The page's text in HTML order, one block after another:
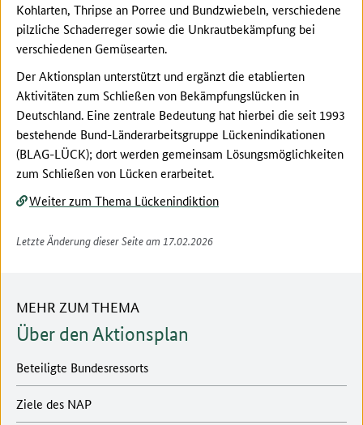
Kohlarten, Thripse an Porree und Bundzwiebeln, verschiedene
pilzliche Schaderreger sowie die Unkrautbekämpfung bei
verschiedenen Gemüsearten.
Der Aktionsplan unterstützt und ergänzt die etablierten
Aktivitäten zum Schließen von Bekämpfungslücken in
Deutschland. Eine zentrale Bedeutung hat hierbei die seit 1993
bestehende Bund-Länderarbeitsgruppe Lückenindikationen
(BLAG-LÜCK); dort werden gemeinsam Lösungsmöglichkeiten
zum Schließen von Lücken erarbeitet.
Weiter zum Thema Lückenindiktion
Letzte Änderung dieser Seite am 17.02.2026
MEHR ZUM THEMA
Über den Aktionsplan
Beteiligte Bundesressorts
Ziele des NAP